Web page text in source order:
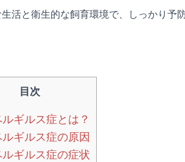
活と衛生的な飼育環境で、しっかり予
目次
ギルス症とは？
ギルス症の原因
ルギルス症の症状